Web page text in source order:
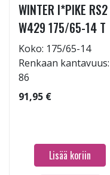
WINTER I*PIKE RS2
W429 175/65-14 T
Koko: 175/65-14
Renkaan kantavuus:
86
91,95 €
Lisää koriin